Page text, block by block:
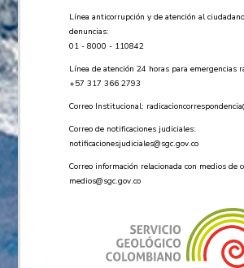
Línea anticorrupción y de atención al
denuncias:
01 - 8000 - 110842
Línea de atención 24 horas para emergencias
+57 ​317 366 2793
Correo Institucional:
Correo de notificaciones judiciales:
notificacionesjudiciales@sgc.gov.co
Correo información relacionada con medios de
medios@sgc.gov.co